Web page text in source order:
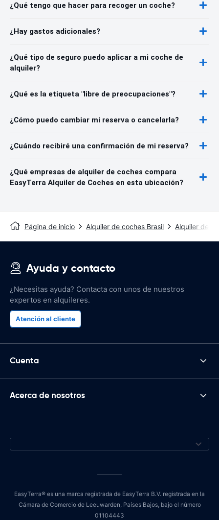
¿Qué tengo que hacer para recoger un coche?
¿Hay gastos adicionales?
¿Qué tipo de seguro puedo aplicar a mi coche de
alquiler?
¿Qué es la etiqueta "libre de preocupaciones"?
¿Cómo puedo cambiar mi reserva o cancelarla?
¿Cuándo recibiré una confirmación de mi reserva?
¿Qué empresas de alquiler de coches compara
EasyTerra Alquiler de Coches en esta ubicación?
Página de inicio Alquiler de coches Brasil Alquiler de
Ayuda y contacto
¿Necesitas ayuda? Contacta con unos de nuestros
expertos en alquileres.
Atención al cliente
Cuenta
Acerca de nosotros
EasyTerra® es una marca registrada de EasyTerra B.V. registrada en la
Cámara de Comercio de Leeuwarden, Países Bajos, bajo el número
01104443